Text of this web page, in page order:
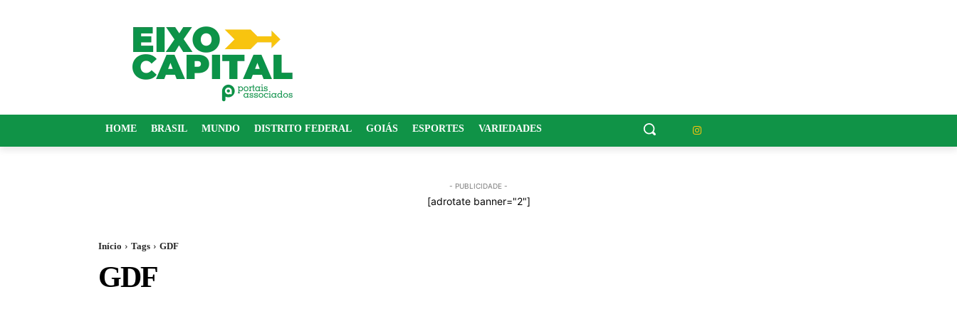
HOME BRASIL MUNDO DISTRITO FEDERAL GOIÁS ESPORTES VARIEDADES
- PUBLICIDADE -
[adrotate banner="2"]
Início Tags GDF
GDF